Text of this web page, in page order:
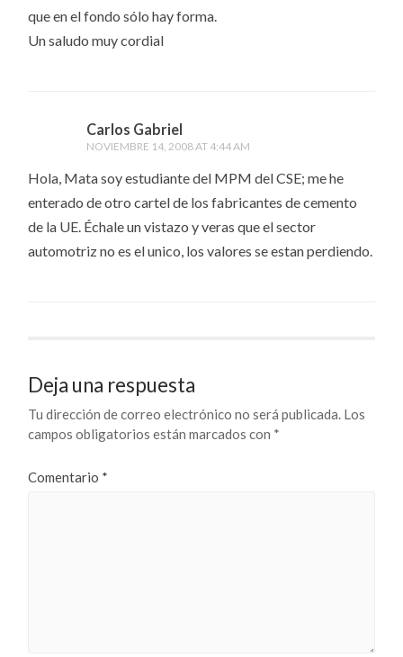
que en el fondo sólo hay forma.
Un saludo muy cordial
Carlos Gabriel
NOVIEMBRE 14, 2008 AT 4:44 AM
Hola, Mata soy estudiante del MPM del CSE; me he
enterado de otro cartel de los fabricantes de cemento
de la UE. Échale un vistazo y veras que el sector
automotriz no es el unico, los valores se estan perdiendo.
Deja una respuesta
Tu dirección de correo electrónico no será publicada. Los
campos obligatorios están marcados con *
Comentario *